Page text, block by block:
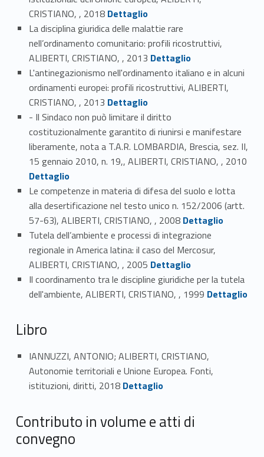
CRISTIANO, , 2018Link identifier #identifier_person_80778-6Dettaglio
La disciplina giuridica delle malattie rare
nell’ordinamento comunitario: profili ricostruttivi,
ALIBERTI, CRISTIANO, , 2013Link identifier #identifier_person_150189-7Dettaglio
L'antinegazionismo nell'ordinamento italiano e in alcuni
ordinamenti europei: profili ricostruttivi, ALIBERTI,
CRISTIANO, , 2013 Link identifier #identifier_person_113890-8Dettaglio
- Il Sindaco non può limitare il diritto
costituzionalmente garantito di riunirsi e manifestare
liberamente, nota a T.A.R. LOMBARDIA, Brescia, sez. II,
15 gennaio 2010, n. 19,, ALIBERTI, CRISTIANO, , 2010Link identifier #identifier_person_62767-9
Dettaglio
Le competenze in materia di difesa del suolo e lotta
alla desertificazione nel testo unico n. 152/2006 (artt.
57-63), ALIBERTI, CRISTIANO, , 2008Link identifier #identifier_person_127705-10Dettaglio
Tutela dell’ambiente e processi di integrazione
regionale in America latina: il caso del Mercosur,
ALIBERTI, CRISTIANO, , 2005 Link identifier #identifier_person_192041-11
Dettaglio
Il coordinamento tra le discipline giuridiche per la tutela
dell'ambiente, ALIBERTI, CRISTIANO, , 1999 Link identifier #identifier_person_139661-12
Dettaglio
Libro
IANNUZZI, ANTONIO; ALIBERTI, CRISTIANO,
Autonomie territoriali e Unione Europea. Fonti,
istituzioni, diritti, 2018 Link identifier #identifier_person_7794-13
Dettaglio
Contributo in volume e atti di
convegno